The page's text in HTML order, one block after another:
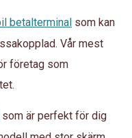
betalterminal som kan
Vår mest
företag som
som är perfekt för dig